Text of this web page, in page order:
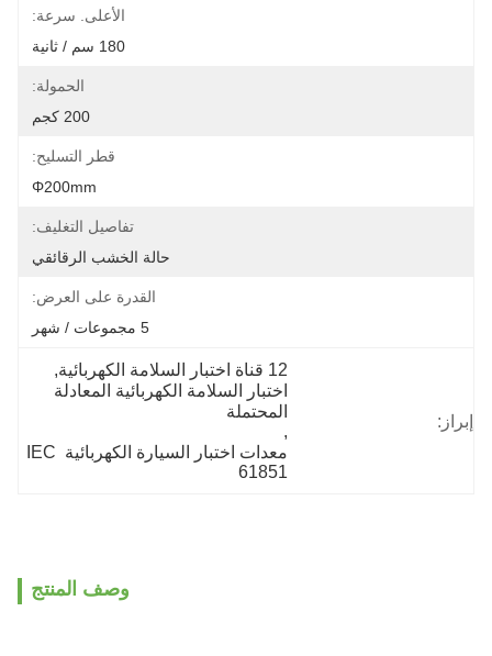
الأعلى. سرعة:
180 سم / ثانية
الحمولة:
200 كجم
قطر التسليح:
Φ200mm
تفاصيل التغليف:
حالة الخشب الرقائقي
القدرة على العرض:
5 مجموعات / شهر
إبراز:
12 قناة اختبار السلامة الكهربائية
,
اختبار السلامة الكهربائية المعادلة
المحتملة
,
معدات اختبار السيارة الكهربائية IEC
61851
وصف المنتج